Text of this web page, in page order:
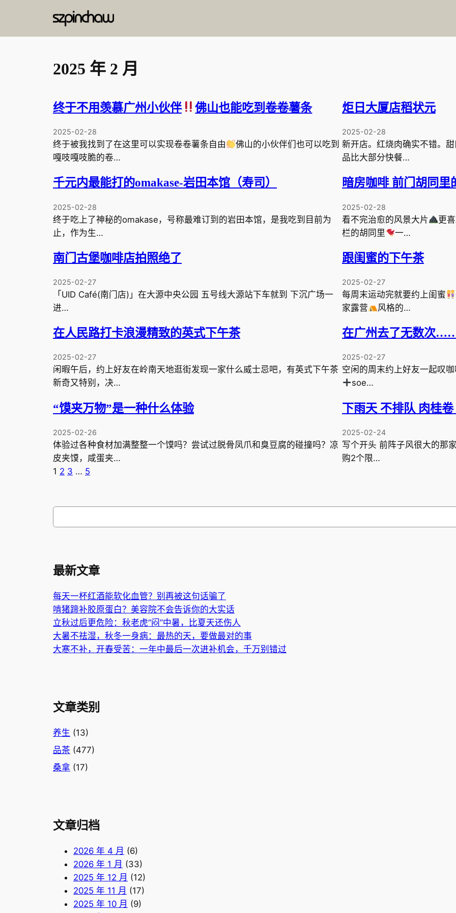
2025 年 2 月
终于不用羡慕广州小伙伴 佛山也能吃到卷卷薯条
2025-02-28
终于被我找到了在这里可以实现卷卷薯条自由
佛山的小伙伴们也可以吃到
嘎吱嘎吱脆的卷…
炬日大厦店稻状元
2025-02-28
新开店。红烧肉确实不错。
品比大部分快餐…
千元内最能打的omakase-岩田本馆（寿司）
2025-02-28
终于吃上了神秘的omakase，号称最难订到的岩田本馆，是我吃到目前为
止，作为生…
暗房咖啡 前门胡同里
2025-02-28
看不完治愈的风景大片
更
栏的胡同里
一…
南门古堡咖啡店拍照绝了
2025-02-27
「UID Café(南门店)」在大源中央公园 五号线大源站下车就到 下沉广场一
进…
跟闺蜜的下午茶
2025-02-27
每周末运动完就要约上闺蜜
家露营
风格的…
在人民路打卡浪漫精致的英式下午茶
2025-02-27
闲暇午后，约上好友在岭南天地逛街发现一家什么威士忌吧，有英式下午茶
新奇又特别，决…
在广州去了无数次
2025-02-27
空闲的周末约上好友一起叹
soe…
“馍夹万物”是一种什么体验
2025-02-26
体验过各种食材加满整整一个馍吗？尝试过脱骨凤爪和臭豆腐的碰撞吗？凉
皮夹馍，咸蛋夹…
下雨天 不排队 肉桂
2025-02-24
写个开头 前阵子风很大的那
购2个限…
1 2 3 … 5
搜
最新文章
每天一杯红酒能软化血管？别再被这句话骗了
啃猪蹄补胶原蛋白？美容院不会告诉你的大实话
立秋过后更危险：秋老虎“闷”中暑，比夏天还伤人
大暑不祛湿，秋冬一身病：最热的天，要做最对的事
大寒不补，开春受苦：一年中最后一次进补机会，千万别错过
文章类别
养生 (13)
品茶 (477)
桑拿 (17)
文章归档
2026 年 4 月 (6)
2026 年 1 月 (33)
2025 年 12 月 (12)
2025 年 11 月 (17)
2025 年 10 月 (9)